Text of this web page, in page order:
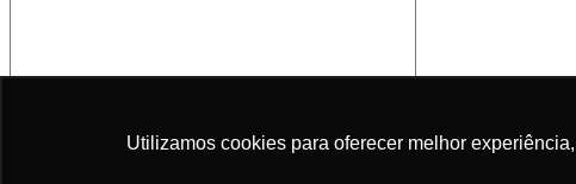
Utilizamos cookies para oferecer melhor
Utilizamos cookies para oferecer melhor